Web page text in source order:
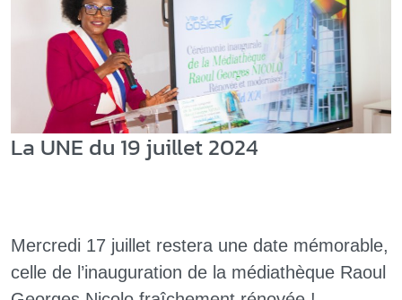
La UNE du 19 juillet 2024
Mercredi 17 juillet restera une date mémorable,
celle de l’inauguration de la médiathèque Raoul